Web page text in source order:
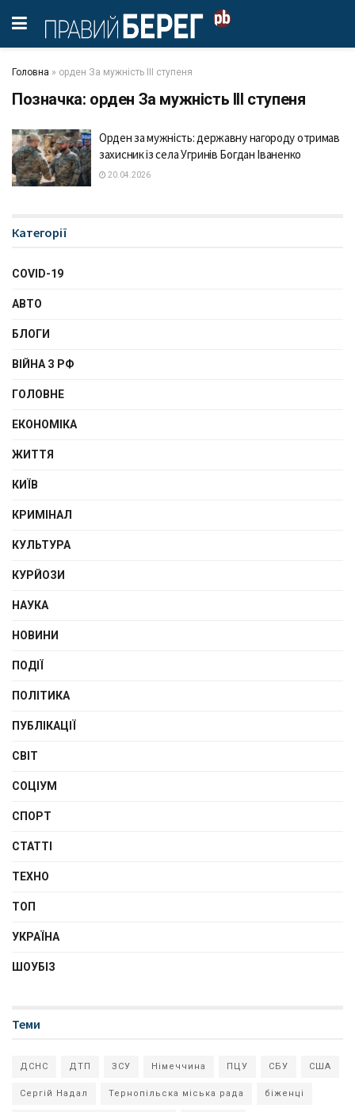
Головна » орден За мужність ІІІ ступеня
Позначка: орден За мужність ІІІ ступеня
Орден за мужність: державну нагороду отримав
захисник із села Угринів Богдан Іваненко
20.04.2026
Категорії
COVID-19
АВТО
БЛОГИ
ВІЙНА З РФ
ГОЛОВНЕ
ЕКОНОМІКА
ЖИТТЯ
КИЇВ
КРИМІНАЛ
КУЛЬТУРА
КУРЙОЗИ
НАУКА
НОВИНИ
ПОДІЇ
ПОЛІТИКА
ПУБЛІКАЦІЇ
СВІТ
СОЦІУМ
СПОРТ
СТАТТІ
ТЕХНО
ТОП
УКРАЇНА
ШОУБІЗ
Теми
ДСНС ДТП ЗСУ Німеччина ПЦУ СБУ США
Сергій Надал Тернопільска міська рада біженці